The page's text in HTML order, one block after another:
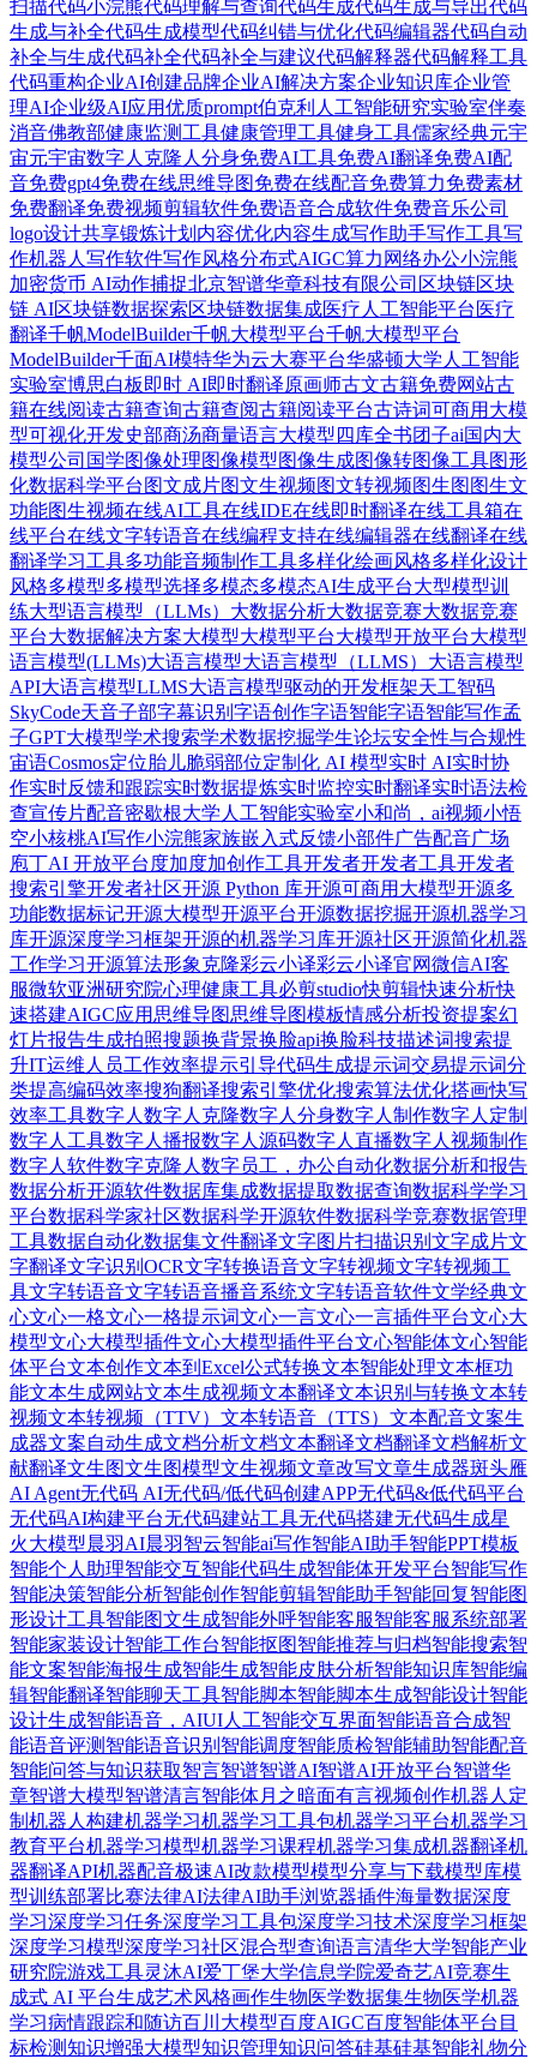
扫描代码小浣熊代码理解与查询代码生成代码生成与导出代码
生成与补全代码生成模型代码纠错与优化代码编辑器代码自动
补全与生成代码补全代码补全与建议代码解释器代码解释工具
代码重构企业AI创建品牌企业AI解决方案企业知识库企业管
理AI企业级AI应用优质prompt伯克利人工智能研究实验室伴奏
消音佛教部健康监测工具健康管理工具健身工具儒家经典元宇
宙元宇宙数字人 克隆人分身免费AI工具免费AI翻译免费AI配
音免费gpt4免费在线思维导图免费在线配音免费算力免费素材
免费翻译免费视频剪辑软件免费语音合成软件免费音乐公司
logo设计共享锻炼计划 内容优化内容生成写作助手写作工具写
作机器人 写作软件写作风格分布式AIGC算力网络办公小浣熊
加密货币 AI动作捕捉北京智谱华章科技有限公司 区块链区块
链 AI区块链数据探索区块链数据集成医疗人工智能平台 医疗
翻译千帆ModelBuilder千帆大模型平台千帆大模型平台
ModelBuilder千面AI模特华为云大赛平台华盛顿大学人工智能
实验室博思白板 即时 AI即时翻译原画师古文古籍免费网站古
籍在线阅读古籍查询古籍查阅古籍阅读平台古诗词可商用大模
型可视化开发史部商汤商量语言大模型 四库全书团子ai国内大
模型公司 国学图像处理图像模型图像生成图像转图像工具图形
化数据科学平台 图文成片图文生视频图文转视频图生图 图生文
功能图生视频在线AI工具在线IDE在线即时翻译在线工具箱在
线平台在线文字转语音在线编程支持在线编辑器在线翻译在线
翻译学习工具多功能音频制作工具多样化绘画风格多样化设计
风格多模型多模型选择多模态多模态AI生成平台大型模型训
练大型语言模型（LLMs） 大数据分析大数据竞赛⼤数据竞赛
平台大数据解决方案大模型大模型平台大模型开放平台大模型
语言模型(LLMs)大语言模型大语言模型（LLMS） 大语言模型
API大语言模型LLMS大语言模型驱动的开发框架天工智码
SkyCode天音子部字幕识别 字语创作字语智能字语智能写作孟
子GPT大模型学术搜索学术数据挖掘学生论坛安全性与合规性
宙语Cosmos定位胎儿脆弱部位定制化 AI 模型实时 AI实时协
作实时反馈和跟踪实时数据提炼实时监控实时翻译实时语法检
查宣传片配音密歇根大学人工智能实验室小和尚，ai视频小悟
空小核桃AI写作小浣熊家族嵌入式反馈小部件广告配音广场
庖丁AI 开放平台 度加度加创作工具开发者开发者工具开发者
搜索引擎开发者社区开源 Python 库开源可商用大模型开源多
功能数据标记开源大模型开源平台开源数据挖掘开源机器学习
库开源深度学习框架开源的机器学习库开源社区开源简化机器
工作学习开源算法形象克隆彩云小译彩云小译官网微信AI客
服微软亚洲研究院心理健康工具必剪studio快剪辑快速分析快
速搭建AIGC应用 思维导图思维导图模板情感分析投资提案幻
灯片报告生成拍照搜题换背景换脸api换脸科技描述词搜索提
升IT运维人员工作效率提示引导代码生成提示词交易提示词分
类提高编码效率搜狗翻译搜索引擎优化搜索算法优化搭画快写
效率工具数字人 数字人克隆数字人分身数字人制作数字人定制
数字人工具数字人播报数字人源码数字人直播数字人视频制作
数字人软件数字克隆人 数字员工，办公自动化数据分析和报告
数据分析开源软件数据库集成数据提取数据查询数据科学学习
平台数据科学家社区数据科学开源软件数据科学竞赛数据管理
工具数据自动化数据集文件翻译文字图片扫描识别 文字成片文
字翻译文字识别OCR文字转换语音文字转视频文字转视频工
具文字转语音文字转语音播音系统文字转语音软件文学经典文
心文心一格文心一格提示词文心一言文心一言插件平台文心大
模型文心大模型插件文心大模型插件平台文心智能体文心智能
体平台文本创作文本到Excel公式转换文本智能处理文本框功
能文本生成网站文本生成视频文本翻译文本识别与转换文本转
视频文本转视频（TTV） 文本转语音（TTS） 文本配音文案生
成器文案自动生成文档分析文档文本翻译文档翻译文档解析文
献翻译文生图文生图模型文生视频文章改写文章生成器斑头雁
AI Agent无代码 AI无代码/低代码创建APP无代码&低代码平台
无代码AI构建平台无代码建站工具无代码搭建无代码生成星
火大模型晨羽AI晨羽智云智能ai写作智能AI助手智能PPT模板
智能个人助理智能交互智能代码生成智能体开发平台智能写作
智能决策智能分析智能创作智能剪辑智能助手智能回复智能图
形设计工具智能图文生成智能外呼智能客服智能客服系统部署
智能家装设计智能工作台智能抠图智能推荐与归档智能搜索智
能文案智能海报生成智能生成智能皮肤分析智能知识库智能编
辑智能翻译智能聊天工具智能脚本智能脚本生成智能设计智能
设计生成智能语音，AIUI人工智能交互界面智能语音合成智
能语音评测 智能语音识别 智能调度智能质检智能辅助智能配音
智能问答与知识获取智言智谱智谱AI智谱AI开放平台智谱华
章智谱大模型智谱清言智能体月之暗面有言视频创作机器人定
制 机器人构建机器学习机器学习工具包机器学习平台机器学习
教育平台机器学习模型机器学习课程机器学习集成机器翻译机
器翻译API机器配音极速AI改款模型模型分享与下载模型库模
型训练部署比赛法律AI法律AI助手浏览器插件海量数据深度
学习深度学习任务深度学习工具包深度学习技术深度学习框架
深度学习模型深度学习社区混合型查询语言清华大学智能产业
研究院游戏工具灵沐AI爱丁堡大学信息学院爱奇艺AI竞赛生
成式 AI 平台生成艺术风格画作生物医学数据集生物医学机器
学习病情跟踪和随访百川大模型百度AIGC百度智能体平台 目
标检测知识增强大模型知识管理知识问答硅基硅基智能礼物分